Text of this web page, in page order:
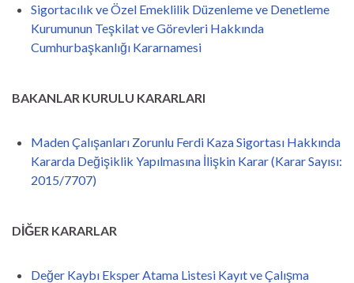
Sigortacılık ve Özel Emeklilik Düzenleme ve Denetleme
Kurumunun Teşkilat ve Görevleri Hakkında
Cumhurbaşkanlığı Kararnamesi
BAKANLAR KURULU KARARLARI
Maden Çalışanları Zorunlu Ferdi Kaza Sigortası Hakkında
Kararda Değişiklik Yapılmasına İlişkin Karar (Karar Sayısı:
2015/7707)
DİĞER KARARLAR
Değer Kaybı Eksper Atama Listesi Kayıt ve Çalışma